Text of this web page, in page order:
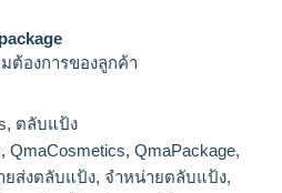
ต้องการของลูกค้า
ลับแป้ง,จำหน่ายตลับแป้ง,รัลผลิต
ก
, ตลับแป้ง
, QmaCosmetics, QmaPackage,
ยส่งตลับแป้ง, จำหน่ายตลับแป้ง,